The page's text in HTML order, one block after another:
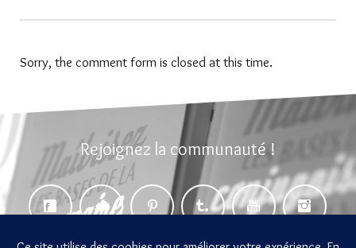
Sorry, the comment form is closed at this time.
Rejoignez la communauté !